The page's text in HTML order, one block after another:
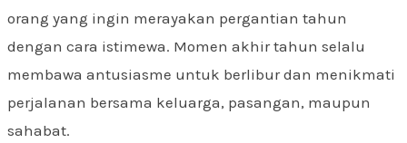
orang yang ingin merayakan pergantian tahun
dengan cara istimewa. Momen akhir tahun selalu
membawa antusiasme untuk berlibur dan menikmati
perjalanan bersama keluarga, pasangan, maupun
sahabat.